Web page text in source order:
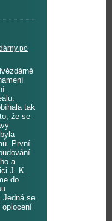
po
tak
že se
První
a
J. K.
do
Jedná se
oplocení